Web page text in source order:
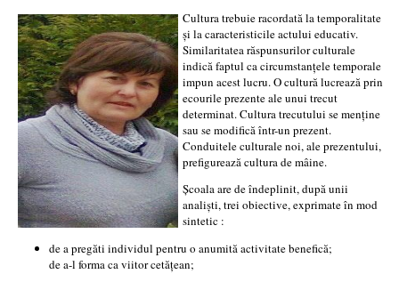
Cultura trebuie racordată la temporalitate
şi la caracteristicile actului educativ.
Similaritatea răspunsurilor culturale
indică faptul ca circumstanţele temporale
impun acest lucru. O cultură lucrează prin
ecourile prezente ale unui trecut
determinat. Cultura trecutului se menţine
sau se modifică într-un prezent.
Conduitele culturale noi, ale prezentului,
prefigurează cultura de mâine.
Şcoala are de îndeplinit, după unii
analişti, trei obiective, exprimate în mod
sintetic :
de a pregăti individul pentru o anumită activitate benefică;
de a-l forma ca viitor cetăţean;